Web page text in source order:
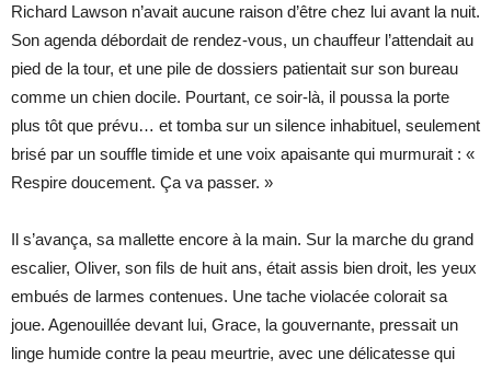
Richard Lawson n’avait aucune raison d’être chez lui avant la nuit.
Son agenda débordait de rendez-vous, un chauffeur l’attendait au
pied de la tour, et une pile de dossiers patientait sur son bureau
comme un chien docile. Pourtant, ce soir-là, il poussa la porte
plus tôt que prévu… et tomba sur un silence inhabituel, seulement
brisé par un souffle timide et une voix apaisante qui murmurait : «
Respire doucement. Ça va passer. »
Il s’avança, sa mallette encore à la main. Sur la marche du grand
escalier, Oliver, son fils de huit ans, était assis bien droit, les yeux
embués de larmes contenues. Une tache violacée colorait sa
joue. Agenouillée devant lui, Grace, la gouvernante, pressait un
linge humide contre la peau meurtrie, avec une délicatesse qui